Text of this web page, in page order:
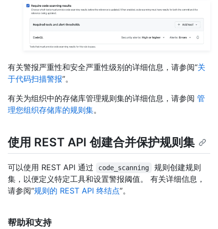
有关警报严重性和安全严重性级别的详细信息，请参阅“关
于代码扫描警报”。
有关为组织中的存储库管理规则集的详细信息，请参阅 管
理您组织存储库的规则集。
使用 REST API 创建合并保护规则集
可以使用 REST API 通过 code_scanning
规则创建规则
集，以便定义特定工具和设置警报阈值。 有关详细信息，
请参阅“规则的 REST API 终结点”。
帮助和支持